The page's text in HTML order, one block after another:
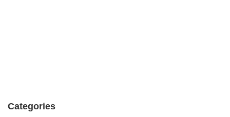
Categories